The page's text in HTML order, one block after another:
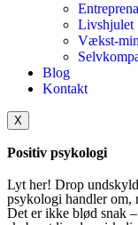
Livshjulet
Vækst-
Blog
Kontakt
X
Positiv psykologi
Lyt her! Drop
psykologi handler om,
Det er ikke blød snak